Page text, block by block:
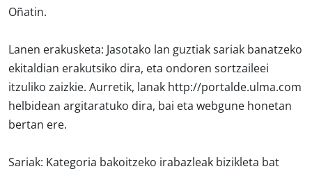
Oñatin.
Lanen erakusketa: Jasotako lan guztiak sariak banatzeko
ekitaldian erakutsiko dira, eta ondoren sortzaileei
itzuliko zaizkie. Aurretik, lanak http://portalde.ulma.com
helbidean argitaratuko dira, bai eta webgune honetan
bertan ere.
Sariak: Kategoria bakoitzeko irabazleak bizikleta bat